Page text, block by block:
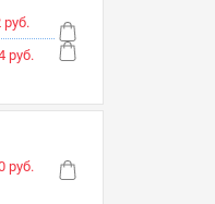
руб.
руб.
руб.